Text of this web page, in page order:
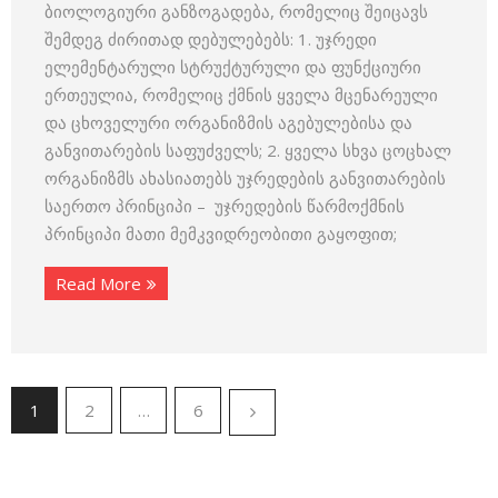
ბიოლოგიური განზოგადება, რომელიც შეიცავს
შემდეგ ძირითად დებულებებს: 1. უჯრედი
ელემენტარული სტრუქტურული და ფუნქციური
ერთეულია, რომელიც ქმნის ყველა მცენარეული
და ცხოველური ორგანიზმის აგებულებისა და
განვითარების საფუძველს; 2. ყველა სხვა ცოცხალ
ორგანიზმს ახასიათებს უჯრედების განვითარების
საერთო პრინციპი – უჯრედების წარმოქმნის
პრინციპი მათი მემკვიდრეობითი გაყოფით;
Read More
1 2 … 6